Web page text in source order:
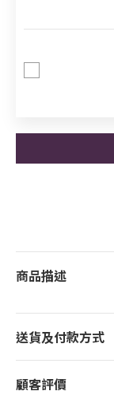
商品描述
送貨及付款方式
顧客評價